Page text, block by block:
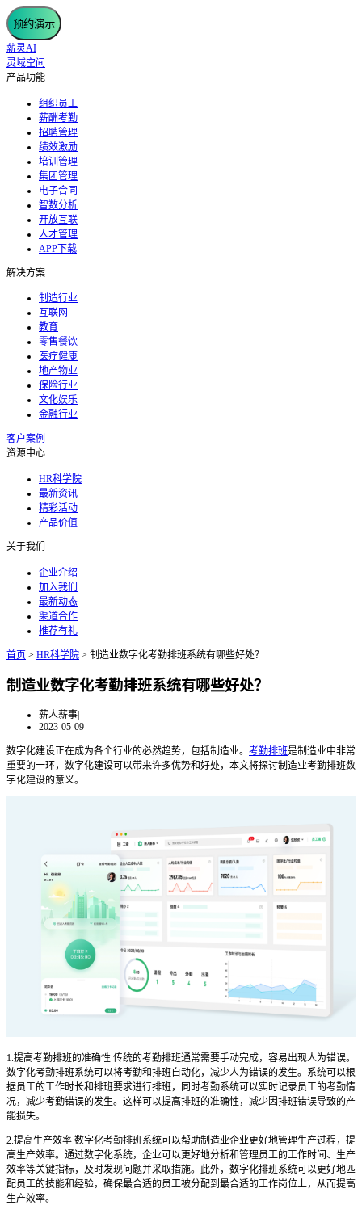
预约演示
薪灵AI
灵域空间
产品功能
组织员工
薪酬考勤
招聘管理
绩效激励
培训管理
集团管理
电子合同
智数分析
开放互联
人才管理
APP下载
解决方案
制造行业
互联网
教育
零售餐饮
医疗健康
地产物业
保险行业
文化娱乐
金融行业
客户案例
资源中心
HR科学院
最新资讯
精彩活动
产品价值
关于我们
企业介绍
加入我们
最新动态
渠道合作
推荐有礼
首页 > HR科学院 > 制造业数字化考勤排班系统有哪些好处？
制造业数字化考勤排班系统有哪些好处？
薪人薪事|
2023-05-09
数字化建设正在成为各个行业的必然趋势，包括制造业。 考勤排班是制造业中非常
重要的一环，数字化建设可以带来许多优势和好处，本文将探讨制造业考勤排班数
字化建设的意义。
1.提高考勤排班的准确性 传统的考勤排班通常需要手动完成，容易出现人为错误。
数字化考勤排班系统可以将考勤和排班自动化，减少人为错误的发生。系统可以根
据员工的工作时长和排班要求进行排班，同时考勤系统可以实时记录员工的考勤情
况，减少考勤错误的发生。这样可以提高排班的准确性，减少因排班错误导致的产
能损失。
2.提高生产效率 数字化考勤排班系统可以帮助制造业企业更好地管理生产过程，提
高生产效率。通过数字化系统，企业可以更好地分析和管理员工的工作时间、生产
效率等关键指标，及时发现问题并采取措施。此外，数字化排班系统可以更好地匹
配员工的技能和经验，确保最合适的员工被分配到最合适的工作岗位上，从而提高
生产效率。